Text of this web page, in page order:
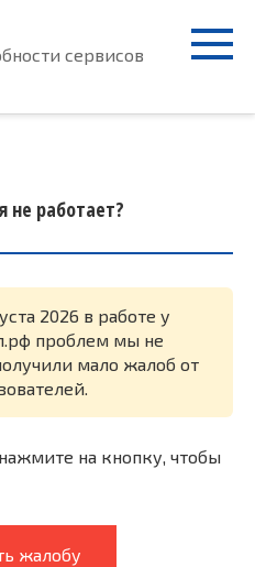
сервисов
не работает?
2026 в работе у
проблем мы не
мало жалоб от
на кнопку, чтобы
жалобу